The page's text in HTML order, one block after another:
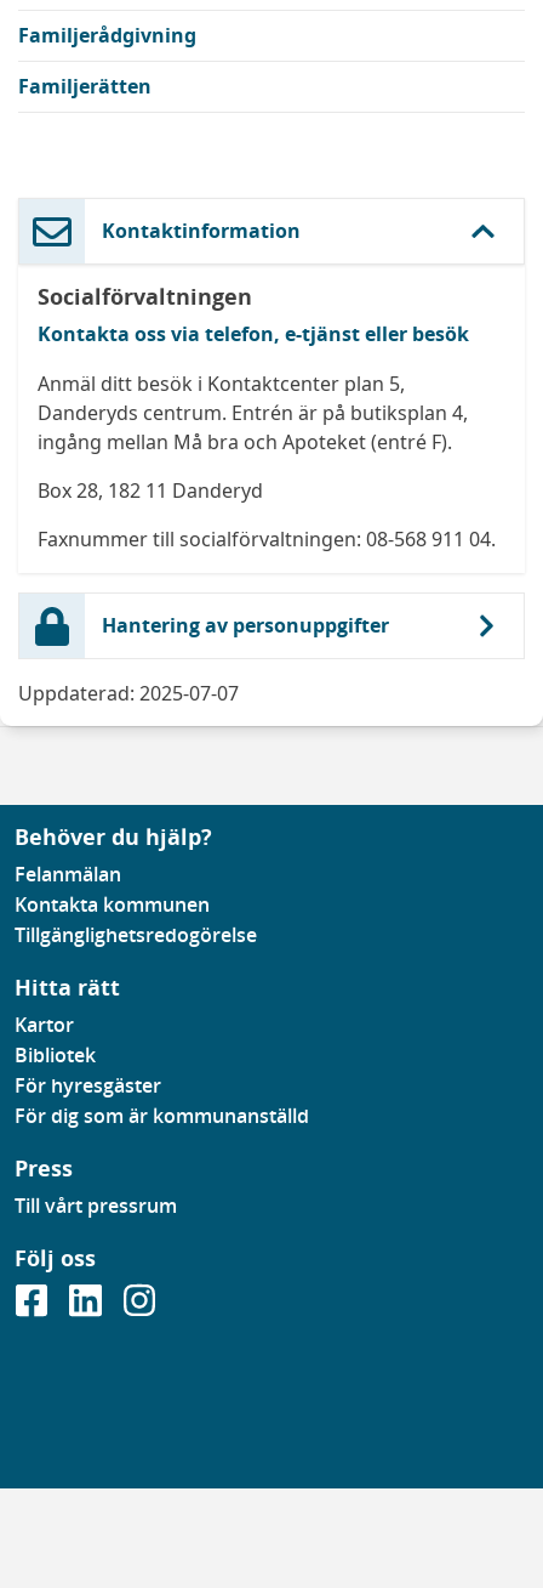
Familjerådgivning
Familjerätten
Kontaktinformation
Socialförvaltningen
Kontakta oss via telefon, e-tjänst eller besök
Anmäl ditt besök i Kontaktcenter plan 5,
Danderyds centrum. Entrén är på butiksplan 4,
ingång mellan Må bra och Apoteket (entré F).
Box 28, 182 11 Danderyd
Faxnummer till socialförvaltningen: 08-568 911 04.
Hantering av personuppgifter
Uppdaterad: 2025-07-07
Behöver du hjälp?
Felanmälan
Kontakta kommunen
Tillgänglighetsredogörelse
Hitta rätt
Kartor
Bibliotek
För hyresgäster
För dig som är kommunanställd
Press
Till vårt pressrum
Följ oss